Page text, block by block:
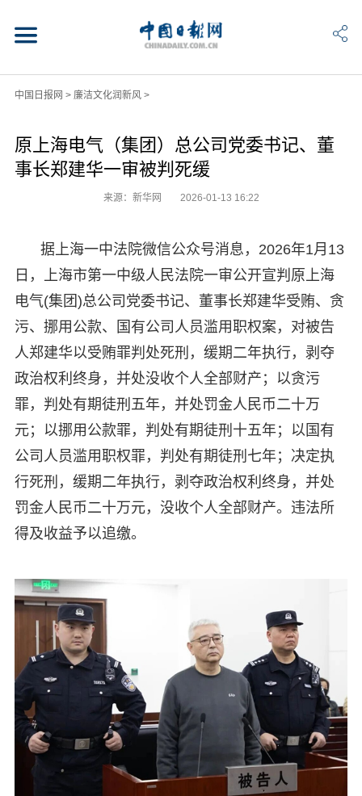
中国日报网 > 廉洁文化润新风>
原上海电气（集团）总公司党委书记、董
事长郑建华一审被判死缓
来源：新华网 2026-01-13 16:22
据上海一中法院微信公众号消息，2026年1月13
日，上海市第一中级人民法院一审公开宣判原上海
电气(集团)总公司党委书记、董事长郑建华受贿、贪
污、挪用公款、国有公司人员滥用职权案，对被告
人郑建华以受贿罪判处死刑，缓期二年执行，剥夺
政治权利终身，并处没收个人全部财产；以贪污
罪，判处有期徒刑五年，并处罚金人民币二十万
元；以挪用公款罪，判处有期徒刑十五年；以国有
公司人员滥用职权罪，判处有期徒刑七年；决定执
行死刑，缓期二年执行，剥夺政治权利终身，并处
罚金人民币二十万元，没收个人全部财产。违法所
得及收益予以追缴。